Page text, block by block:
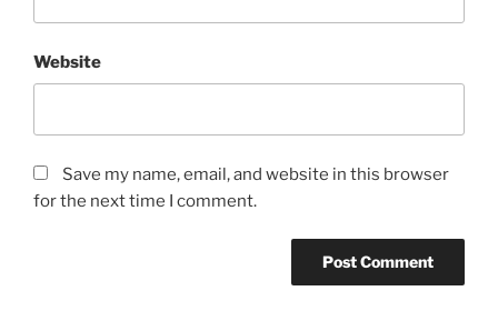
Website
Save my name, email, and website in this browser
for the next time I comment.